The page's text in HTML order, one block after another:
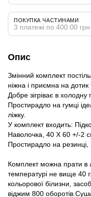
ПОКУПКА ЧАСТИНАМИ
3 платежі по 400.00 грн
Опис
Змінний комплект
ніжна і приємна на дотик
Добре зігріває в холодну
Простирадло на гумці
ліжку.
У комплект входить:
Наволочка, 40 Х 60 +/-2
Простирадло на
Комплект можна прати в
температурі не вище 40
кольорової білизни,
віджим 800